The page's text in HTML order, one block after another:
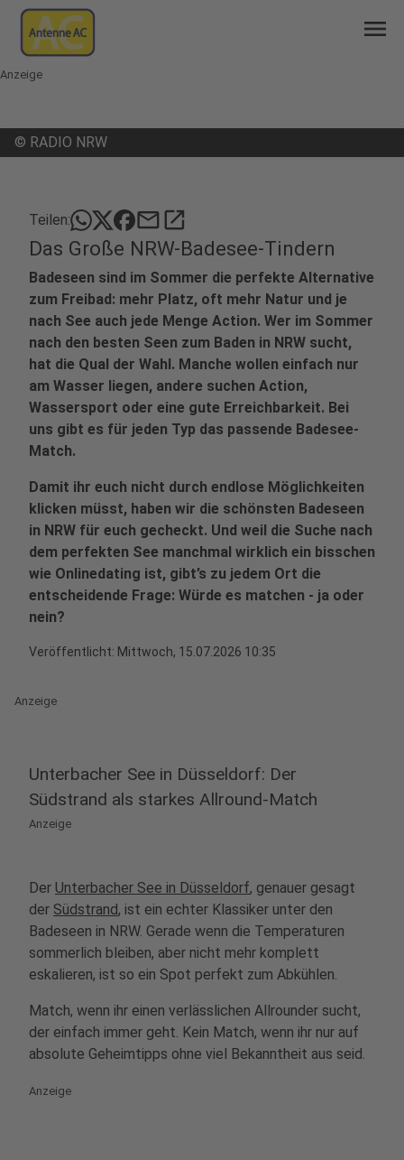
menu
Anzeige
© RADIO NRW
Teilen: mailopen_in_new
Das Große NRW-Badesee-Tindern
Badeseen sind im Sommer die perfekte Alternative
zum Freibad: mehr Platz, oft mehr Natur und je
nach See auch jede Menge Action. Wer im Sommer
nach den besten Seen zum Baden in NRW sucht,
hat die Qual der Wahl. Manche wollen einfach nur
am Wasser liegen, andere suchen Action,
Wassersport oder eine gute Erreichbarkeit. Bei
uns gibt es für jeden Typ das passende Badesee-
Match.
Damit ihr euch nicht durch endlose Möglichkeiten
klicken müsst, haben wir die schönsten Badeseen
in NRW für euch gecheckt. Und weil die Suche nach
dem perfekten See manchmal wirklich ein bisschen
wie Onlinedating ist, gibt’s zu jedem Ort die
entscheidende Frage: Würde es matchen - ja oder
nein?
Veröffentlicht: Mittwoch, 15.07.2026 10:35
Anzeige
Unterbacher See in Düsseldorf: Der
Südstrand als starkes Allround-Match
Anzeige
Der Unterbacher See in Düsseldorf, genauer gesagt
der Südstrand, ist ein echter Klassiker unter den
Badeseen in NRW. Gerade wenn die Temperaturen
sommerlich bleiben, aber nicht mehr komplett
eskalieren, ist so ein Spot perfekt zum Abkühlen.
Match, wenn ihr einen verlässlichen Allrounder sucht,
der einfach immer geht. Kein Match, wenn ihr nur auf
absolute Geheimtipps ohne viel Bekanntheit aus seid.
Anzeige